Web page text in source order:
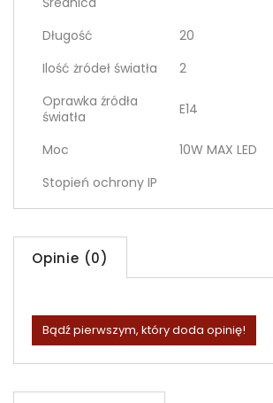
Długość
20
Ilość żródeł światła
2
Oprawka źródła
światła
E14
Moc
10W MAX LED
Stopień ochrony IP
Opinie (0)
Bądź pierwszym, który doda opinię!